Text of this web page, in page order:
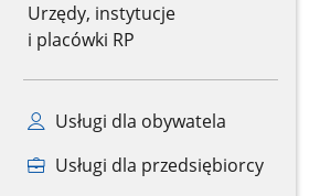
Urzędy, instytucje
i placówki RP
Usługi dla obywatela
Usługi dla przedsiębiorcy